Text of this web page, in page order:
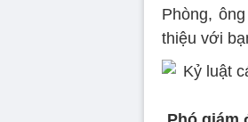
Phòng,
thiệu với